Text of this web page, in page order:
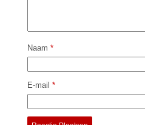
Naam *
E-mail *